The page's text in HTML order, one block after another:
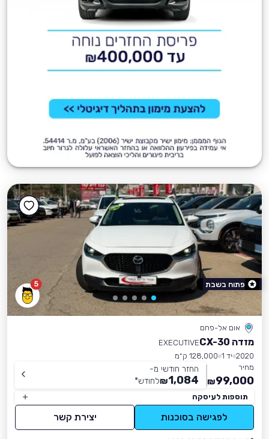
5
אום אל-פחם
מזדה CX-30
EXECUTIVE
2020 יד 1
128,000 ק״מ
מחיר
99,000
₪
החזר חודשי מ-
1,084
₪לחודש*
תוספות לעיסקה
לפגישה בסוכנות יצירת קשר
פתוח בשבת